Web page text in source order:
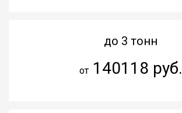
до 3 тонн
от140118 руб.